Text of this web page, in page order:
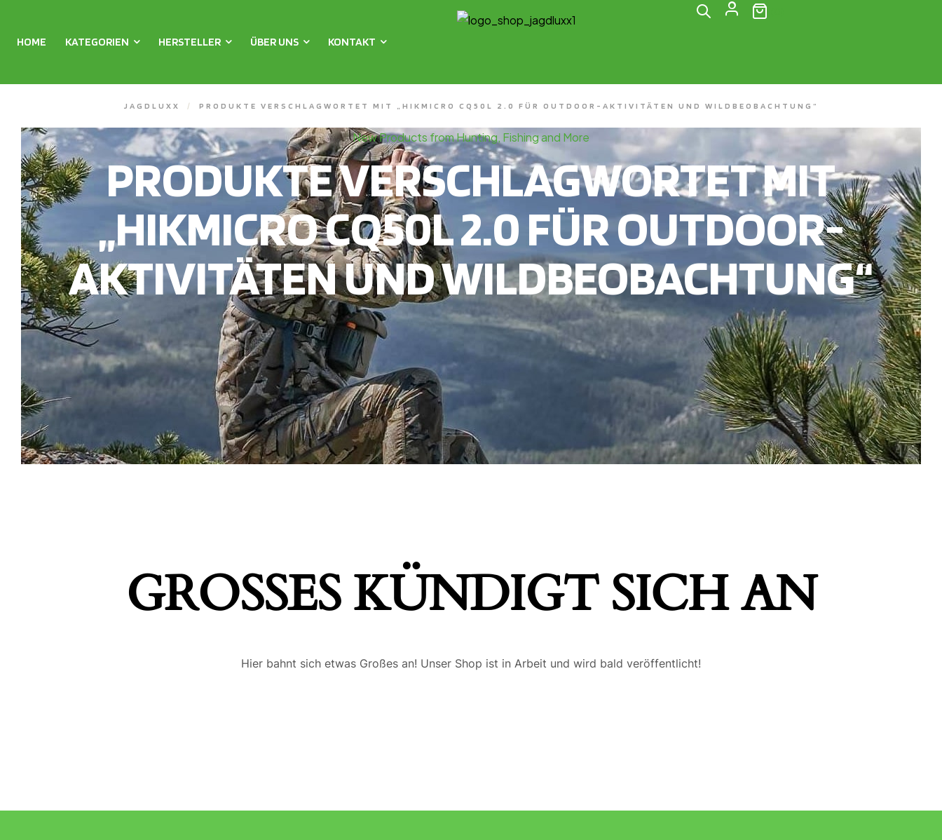
HOME KATEGORIEN HERSTELLER ÜBER UNS KONTAKT
JAGDLUXX / PRODUKTE VERSCHLAGWORTET MIT „HIKMICRO CQ50L 2.0 FÜR OUTDOOR-AKTIVITÄTEN UND WILDBEOBACHTUNG“
New Products from Hunting, Fishing and More
PRODUKTE VERSCHLAGWORTET MIT
„HIKMICRO CQ50L 2.0 FÜR OUTDOOR-
AKTIVITÄTEN UND WILDBEOBACHTUNG“
GROSSES KÜNDIGT SICH AN
Hier bahnt sich etwas Großes an! Unser Shop ist in Arbeit und wird bald veröffentlicht!